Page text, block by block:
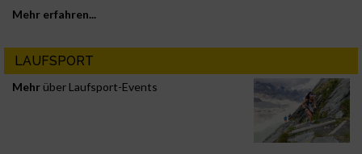
Mehr erfahren...
LAUFSPORT
Mehr über Laufsport-Events